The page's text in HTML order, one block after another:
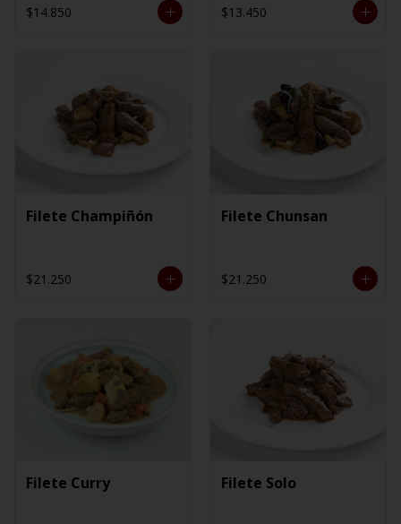
$14.850 $13.450
Filete Champiñón
$21.250
Filete Chunsan
$21.250
Filete Curry Filete Solo